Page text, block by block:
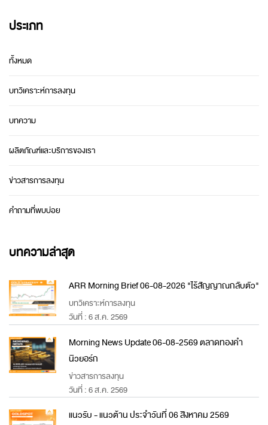
ประเภท
ทั้งหมด
บทวิเคราะห์การลงทุน
บทความ
ผลิตภัณฑ์และบริการของเรา
ข่าวสารการลงทุน
คำถามที่พบบ่อย
บทความล่าสุด
ARR Morning Brief 06-08-2026 "ไร้สัญญาณกลับตัว"
บทวิเคราะห์การลงทุน
วันที่ : 6 ส.ค. 2569
Morning News Update 06-08-2569 ตลาดทองคำ
นิวยอร์ก
ข่าวสารการลงทุน
วันที่ : 6 ส.ค. 2569
แนวรับ - แนวต้าน ประจำวันที่ 06 สิงหาคม 2569